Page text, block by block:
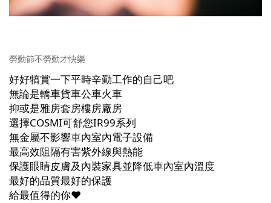
勞動節不勞動才快樂
好好犒賞一下平時辛勤工作的自己吧
無論是轎車貨車公車火車
抑或是雅房套房樓房廠房
選擇COSMI可舒您IR99系列
無金屬不影響車內室內電子設備
最高效阻隔有害紫外線與熱能
保護眼睛皮膚及內裝家具並降低車內室內溫度
最好的品質最好的保護
給最值得的你❤️